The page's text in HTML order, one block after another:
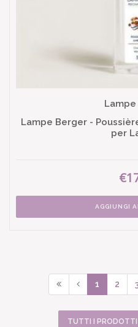
Lampe Berger -
per
AGGIUNGI
1 2
TUTTI I PRODOTTI